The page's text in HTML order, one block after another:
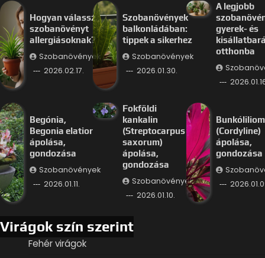
Hogyan válassz
szobanövényt
allergiásoknak?
Szobanövények
2026.02.17.
Szobanövények
balkonládában:
tippek a sikerhez
Szobanövények
2026.01.30.
A legjobb
gyerek- és
otthonba
Begónia,
Begonia elatior
ápolása,
gondozása
Szobanövények
2026.01.11.
Fokföldi
kankalin
(Streptocarpus
saxorum)
ápolása,
gondozása
Szobanövények
2026.01.10.
Bunkóliliom
(Cordyline)
ápolása,
gondozása
Virágok szín szerint
Fehér virágok